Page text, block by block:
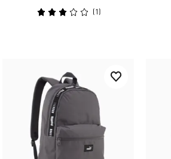
(1 )